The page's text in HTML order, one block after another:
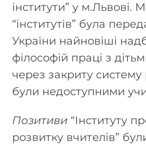
інститути” у м.Львові.
“інститутів” була
України найновіші
філософій праці з
через закриту систему
були недоступними
Позитиви “Інституту
розвитку вчителів”